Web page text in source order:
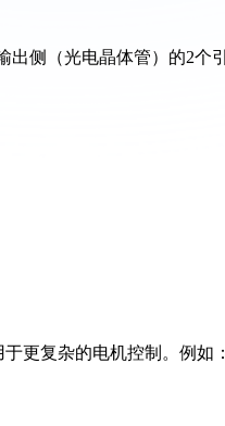
侧（光电晶体管）的2个引
更复杂的电机控制。例如：